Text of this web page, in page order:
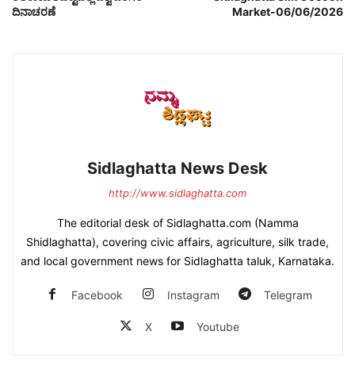
ದಿನಾಚರಣೆ
Market-06/06/2026
Sidlaghatta News Desk
http://www.sidlaghatta.com
The editorial desk of Sidlaghatta.com (Namma
Shidlaghatta), covering civic affairs, agriculture, silk trade,
and local government news for Sidlaghatta taluk, Karnataka.
Facebook Instagram Telegram
X Youtube